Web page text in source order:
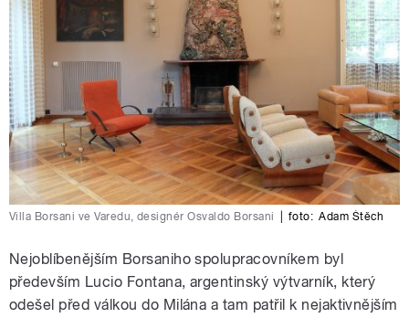
Villa Borsani ve Varedu, designér Osvaldo Borsani foto: Adam Štěch
Nejoblíbenějším Borsaniho spolupracovníkem byl
především Lucio Fontana, argentinský výtvarník, který
odešel před válkou do Milána a tam patřil k nejaktivnějším